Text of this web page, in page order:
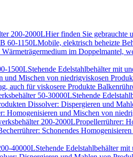
200-2000LHier finden Sie gebrauchte
60-1150LMobile, elektrisch beheizte
im Doppelmantel,
1500LStehende Edelstahlbehälter mit
und Mischen von niedrigviskosen
auch für viskosere Produkte
50-30000LStehende
Dissolver: Dispergieren und
Homogenisieren und Mischen von
200-2000LPropellerrührer:
Schonendes
40000LStehende Edelstahlbehälter